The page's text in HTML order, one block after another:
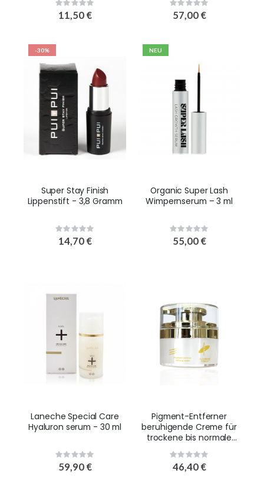
Rating:
0%
11,50 €
Rating:
0%
57,00 €
-30%
Super Stay Finish
Lippenstift - 3,8 Gramm
Rating:
0%
14,70 €
NEU
Organic Super Lash
Wimpernserum – 3 ml
Rating:
0%
55,00 €
Laneche Special Care
Hyaluron serum - 30 ml
Rating:
0%
59,90 €
Pigment-Entferner
beruhigende Creme für
trockene bis normale
Rating:
0%
46,40 €